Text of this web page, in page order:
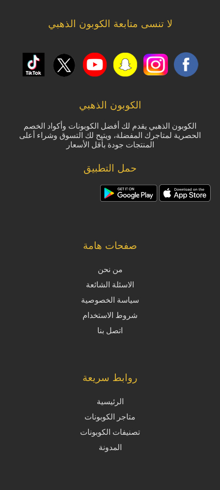
لا تنسى متابعة الكوبون الذهبي
الكوبون الذهبي
الكوبون الذهبي يقدم لك أفضل الكوبونات وأكواد الخصم
الحصرية لمتاجرك المفضلة، ويتيح لك التسوق وشراء أعلى
المنتجات جودة بأقل الأسعار
حمل التطبيق
صفحات هامة
من نحن
الاسئلة الشائعة
سياسة الخصوصية
شروط الاستخدام
اتصل بنا
روابط سريعة
الرئيسية
متاجر الكوبونات
تصنيفات الكوبونات
المدونة